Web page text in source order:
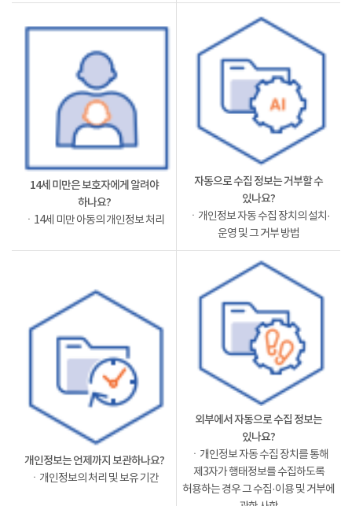
14세 미만은 보호자에게 알려야
하나요?
ㆍ14세 미만 아동의 개인정보 처리
자동으로 수집 정보는 거부할 수
있나요?
ㆍ개인정보 자동 수집 장치의 설치·
운영 및 그 거부 방법
개인정보는 언제까지 보관하나요?
ㆍ개인정보의 처리 및 보유 기간
외부에서 자동으로 수집 정보는
있나요?
ㆍ개인정보 자동 수집 장치를 통해
제3자가 행태정보를 수집하도록
허용하는 경우 그 수집·이용 및 거부에